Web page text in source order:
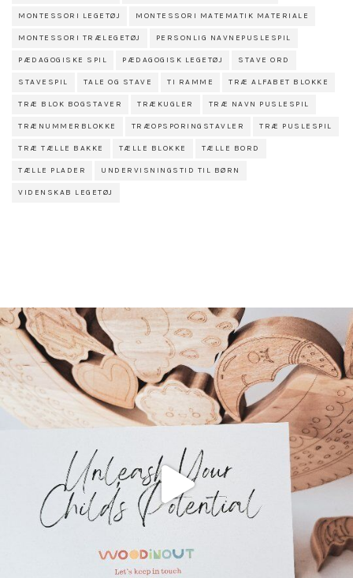
MONTESSORI LEGETØJ MONTESSORI MATEMATIK MATERIALE
MONTESSORI TRÆLEGETØJ PERSONLIG NAVNEPUSLESPIL
PÆDAGOGISKE SPIL PÆDAGOGISK LEGETØJ STAVE ORD
STAVESPIL TALE OG STAVE TI RAMME TRÆ ALFABET BLOKKE
TRÆ BLOK BOGSTAVER TRÆKUGLER TRÆ NAVN PUSLESPIL
TRÆNUMMERBLOKKE TRÆOPSPORINGSTAVLER TRÆ PUSLESPIL
TRÆ TÆLLE BAKKE TÆLLE BLOKKE TÆLLE BORD
TÆLLE PLADER UNDERVISNINGSTID TIL BØRN
VIDENSKAB LEGETØJ